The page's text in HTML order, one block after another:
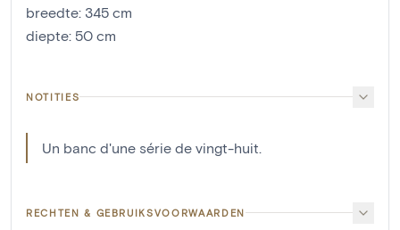
breedte: 345 cm
diepte: 50 cm
NOTITIES
Un banc d'une série de vingt-huit.
RECHTEN & GEBRUIKSVOORWAARDEN